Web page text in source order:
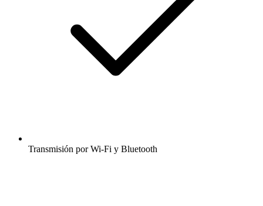
Transmisión por Wi-Fi y Bluetooth